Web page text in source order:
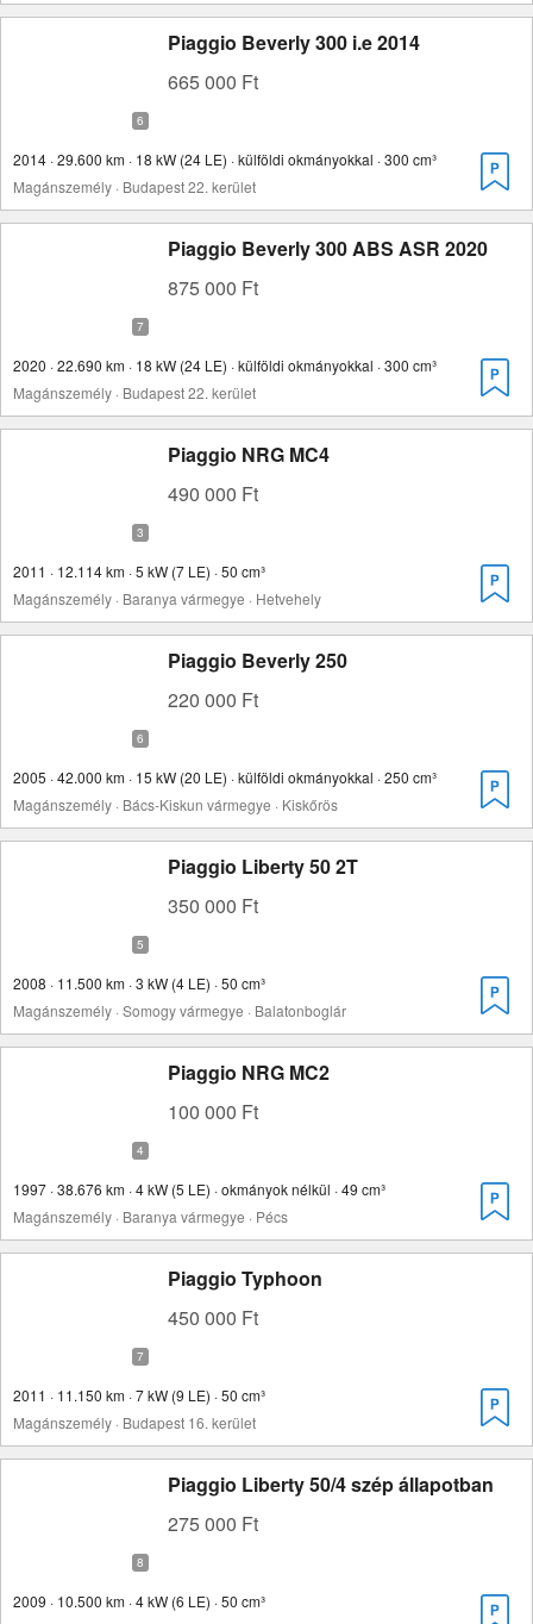
Piaggio Beverly 300 i.e 2014
665 000 Ft
2014 · 29.600 km · 18 kW (24 LE) · külföldi okmányokkal · 300 cm³
Magánszemély · Budapest 22. kerület
Piaggio Beverly 300 ABS ASR 2020
875 000 Ft
2020 · 22.690 km · 18 kW (24 LE) · külföldi okmányokkal · 300 cm³
Magánszemély · Budapest 22. kerület
Piaggio NRG MC4
490 000 Ft
2011 · 12.114 km · 5 kW (7 LE) · 50 cm³
Magánszemély · Baranya vármegye · Hetvehely
Piaggio Beverly 250
220 000 Ft
2005 · 42.000 km · 15 kW (20 LE) · külföldi okmányokkal · 250 cm³
Magánszemély · Bács-Kiskun vármegye · Kiskőrös
Piaggio Liberty 50 2T
350 000 Ft
2008 · 11.500 km · 3 kW (4 LE) · 50 cm³
Magánszemély · Somogy vármegye · Balatonboglár
Piaggio NRG MC2
100 000 Ft
1997 · 38.676 km · 4 kW (5 LE) · okmányok nélkül · 49 cm³
Magánszemély · Baranya vármegye · Pécs
Piaggio Typhoon
450 000 Ft
2011 · 11.150 km · 7 kW (9 LE) · 50 cm³
Magánszemély · Budapest 16. kerület
Piaggio Liberty 50/4 szép állapotban
275 000 Ft
2009 · 10.500 km · 4 kW (6 LE) · 50 cm³